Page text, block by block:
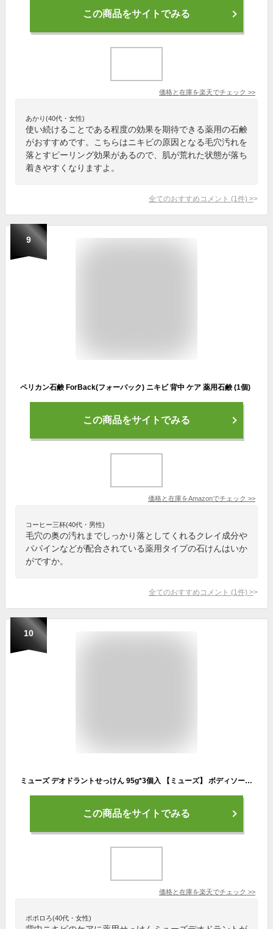
この商品をサイトでみる
価格と在庫を楽天でチェック >>
あかり(40代・女性)
使い続けることである程度の効果を期待できる薬用の石鹸
がおすすめです。こちらはニキビの原因となる毛穴汚れを
落とすピーリング効果があるので、肌が荒れた状態が落ち
着きやすくなりますよ。
全てのおすすめコメント (1 件) >
9
ペリカン石鹸 ForBack(フォーバック) ニキビ 背中 ケア 薬用石鹸 (1個)
この商品をサイトでみる
価格と在庫をAmazonでチェック >>
コーヒー三杯(40代・男性)
毛穴の奥の汚れまでしっかり落としてくれるクレイ成分や
パパインなどが配合されている薬用タイプの石けんはいか
がですか。
全てのおすすめコメント (1 件) >
10
ミューズ デオドラントせっけん 95g*3個入 【ミューズ】 ボディソープ デオドラント
この商品をサイトでみる
価格と在庫を楽天でチェック >>
ポポロろ(40代・女性)